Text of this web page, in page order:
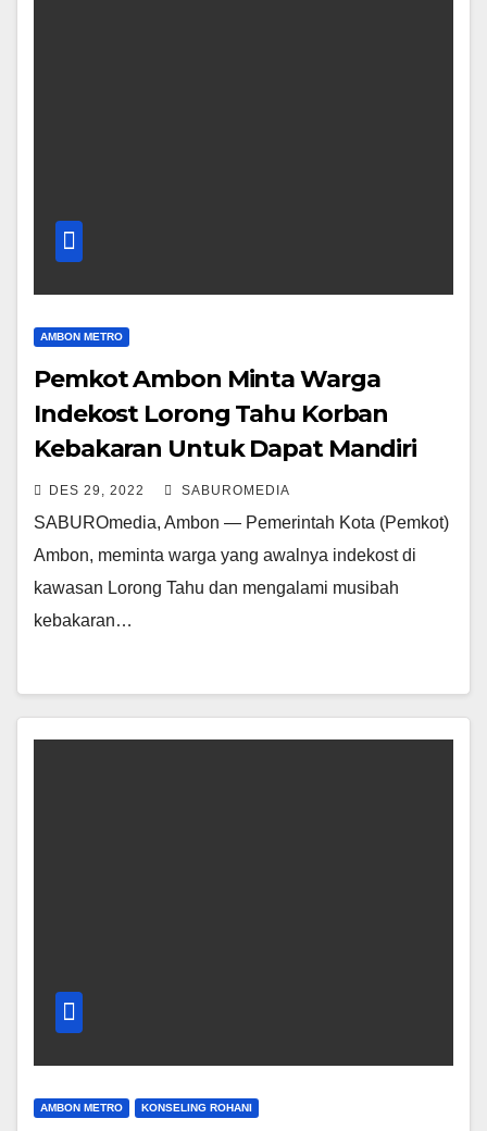
AMBON METRO
Pemkot Ambon Minta Warga
Indekost Lorong Tahu Korban
Kebakaran Untuk Dapat Mandiri
DES 29, 2022 SABUROMEDIA
SABUROmedia, Ambon — Pemerintah Kota (Pemkot)
Ambon, meminta warga yang awalnya indekost di
kawasan Lorong Tahu dan mengalami musibah
kebakaran…
AMBON METRO KONSELING ROHANI